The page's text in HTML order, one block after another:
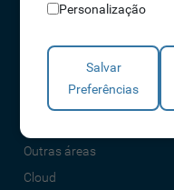
Acessos
Torniquetes
Parques Auto
Rondas e Serviços
Outras áreas
Cloud
Personalização
Salvar
Preferências